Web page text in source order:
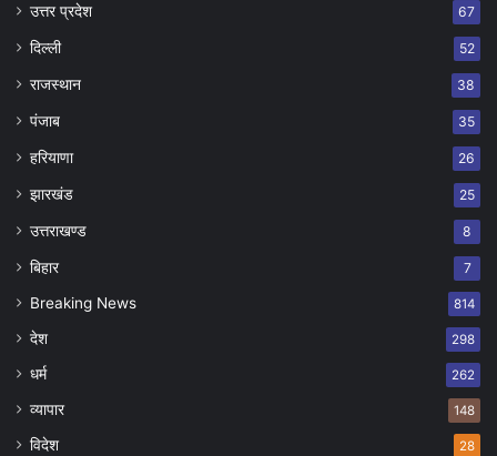
उत्तर प्रदेश 67
दिल्ली 52
राजस्थान 38
पंजाब 35
हरियाणा 26
झारखंड 25
उत्तराखण्ड 8
बिहार 7
Breaking News 814
देश 298
धर्म 262
व्यापार 148
विदेश 28